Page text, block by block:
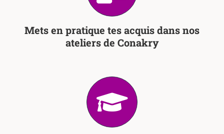
Mets en pratique tes acquis dans nos
ateliers de Conakry